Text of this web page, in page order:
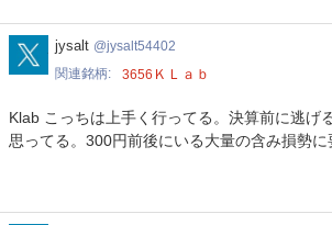
jysalt54402
jysalt jysalt54402
関連銘柄
3656 ＫＬａｂ
Klab こっちは上手く行ってる。決算前に逃げ
思ってる。300円前後にいる大量の含み損勢に